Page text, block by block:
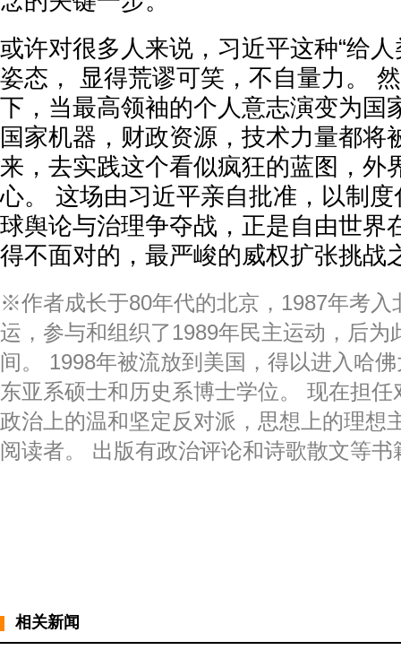
或许对很多人来说，习近平这种“给
姿态， 显得荒谬可笑，不自量力。
下，当最高领袖的个人意志演变为国
国家机器，财政资源，技术力量都将
来，去实践这个看似疯狂的蓝图，外
心。 这场由习近平亲自批准，以制
球舆论与治理争夺战，正是自由世界
得不面对的，最严峻的威权扩张挑战
※作者成长于80年代的北京，1987年考入
运，参与和组织了1989年民主运动，后为
间。 1998年被流放到美国，得以进入哈
东亚系硕士和历史系博士学位。 现在担
政治上的温和坚定反对派，思想上的理想
阅读者。 出版有政治评论和诗歌散文等书
相关新闻